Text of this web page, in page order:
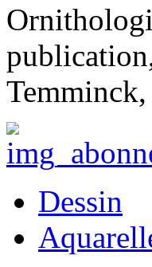
Temminck,
Dessin